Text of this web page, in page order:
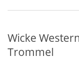
Wicke
Trommel